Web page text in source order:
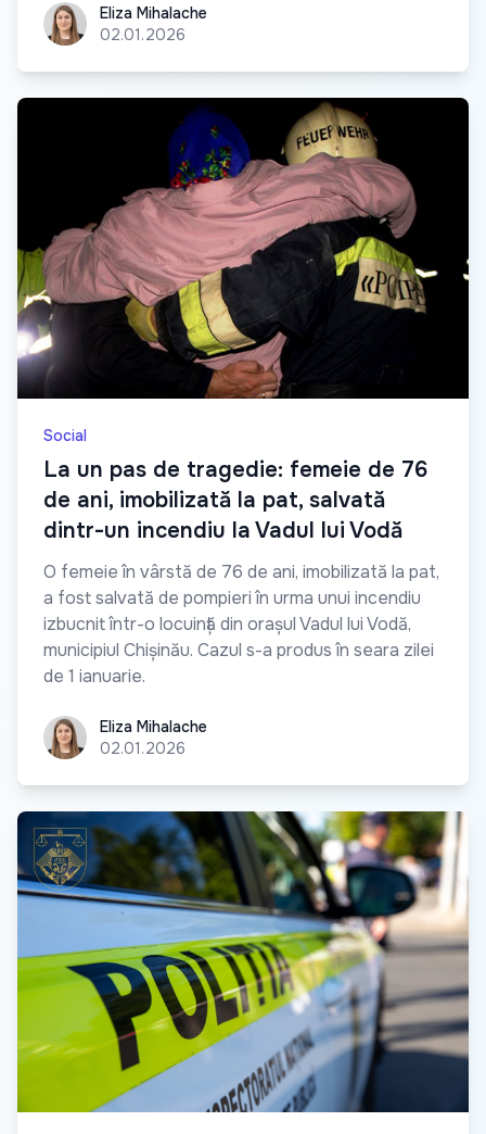
Eliza Mihalache
Eliza Mihalache
02.01.2026
Social
La un pas de tragedie: femeie de 76
de ani, imobilizată la pat, salvată
dintr-un incendiu la Vadul lui Vodă
O femeie în vârstă de 76 de ani, imobilizată la pat,
a fost salvată de pompieri în urma unui incendiu
izbucnit într-o locuință din orașul Vadul lui Vodă,
municipiul Chișinău. Cazul s-a produs în seara zilei
de 1 ianuarie.
Eliza Mihalache
Eliza Mihalache
02.01.2026